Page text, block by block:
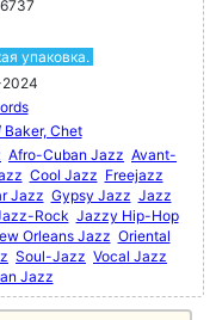
упаковка.
Baker, Chet
Afro-Cuban Jazz Avant-
Cool Jazz Freejazz
Jazz Gypsy Jazz Jazz
Rock Jazzy Hip-Hop
Orleans Jazz Oriental
Soul-Jazz Vocal Jazz
Jazz